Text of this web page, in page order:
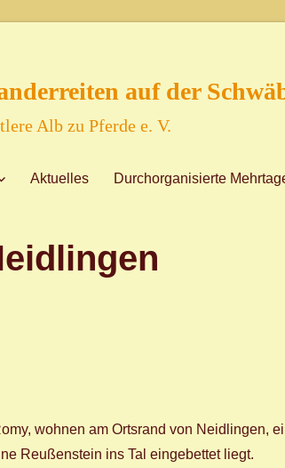
auf der
Alb zu Pferde e. V.
Aktuelles Durchorganisierte
wohnen am Ortsrand von Neidlingen,
Reußenstein ins Tal eingebettet liegt.